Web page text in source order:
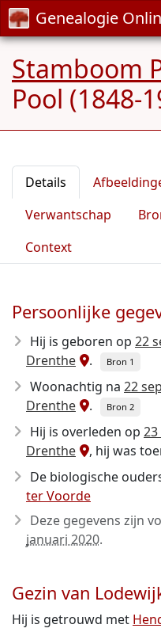
Genealogie
Stamboom
Pool (1848-
Details
Verwantschap
Context
Persoonlijke
Hij is geboren op 22
Drenthe
. Bron 1
Woonachtig na 22
Drenthe
. Bron 2
Hij is overleden op
Drenthe
, hij was
De biologische
ter Voorde
Deze gegevens zijn
januari 2020.
Gezin van
Hij is getrouwd met